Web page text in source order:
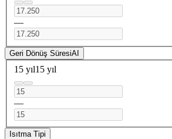
—
Geri Dönüş SüresiAI
15 yıl15 yıl
—
Isıtma Tipi